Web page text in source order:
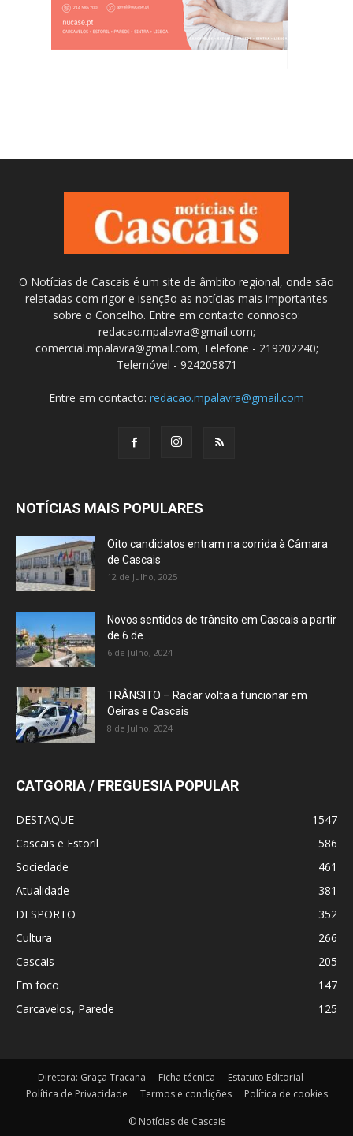
O Notícias de Cascais é um site de âmbito regional, onde são
relatadas com rigor e isenção as notícias mais importantes
sobre o Concelho. Entre em contacto connosco:
redacao.mpalavra@gmail.com;
comercial.mpalavra@gmail.com; Telefone - 219202240;
Telemóvel - 924205871
Entre em contacto: redacao.mpalavra@gmail.com
NOTÍCIAS MAIS POPULARES
Oito candidatos entram na corrida à Câmara
de Cascais
12 de Julho, 2025
Novos sentidos de trânsito em Cascais a partir
de 6 de...
6 de Julho, 2024
TRÂNSITO – Radar volta a funcionar em
Oeiras e Cascais
8 de Julho, 2024
CATGORIA / FREGUESIA POPULAR
DESTAQUE
1547
Cascais e Estoril
586
Sociedade
461
Atualidade
381
DESPORTO
352
Cultura
266
Cascais
205
Em foco
147
Carcavelos, Parede
125
Diretora: Graça Tracana Ficha técnica
Estatuto Editorial
Política de Privacidade
Termos e condições Política de cookies
© Notícias de Cascais